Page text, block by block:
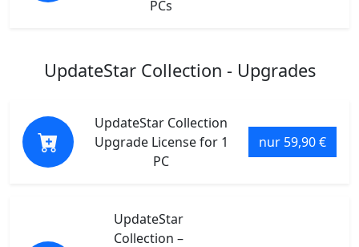
PCs
UpdateStar Collection - Upgrades
UpdateStar Collection
Upgrade License for 1
PC
nur 59,90 €
UpdateStar
Collection –